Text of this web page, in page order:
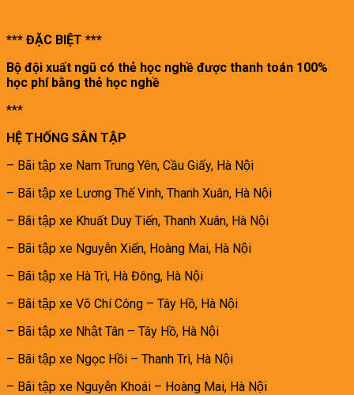
*** ĐẶC BIỆT ***
Bộ đội xuất ngũ có thẻ học nghề được thanh toán 100%
học phí bằng thẻ học nghề
***
HỆ THỐNG SÂN TẬP
– Bãi tập xe Nam Trung Yên, Cầu Giấy, Hà Nội
– Bãi tập xe Lương Thế Vinh, Thanh Xuân, Hà Nội
– Bãi tập xe Khuất Duy Tiến, Thanh Xuân, Hà Nội
– Bãi tập xe Nguyễn Xiển, Hoàng Mai, Hà Nội
– Bãi tập xe Hà Trì, Hà Đông, Hà Nội
– Bãi tập xe Võ Chí Công – Tây Hồ, Hà Nội
– Bãi tập xe Nhật Tân – Tây Hồ, Hà Nội
– Bãi tập xe Ngọc Hồi – Thanh Trì, Hà Nội
– Bãi tập xe Nguyễn Khoái – Hoàng Mai, Hà Nội